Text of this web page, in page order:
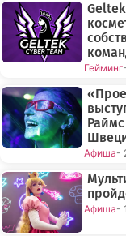
Гейминг
Афиша-
Афиша-